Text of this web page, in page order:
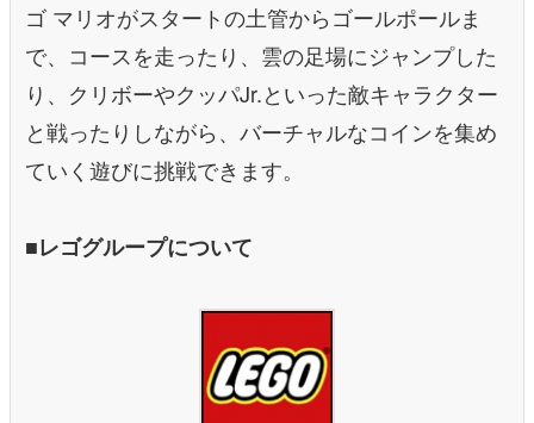
ゴ マリオがスタートの土管からゴールポールま
で、コースを走ったり、雲の足場にジャンプした
り、クリボーやクッパJr.といった敵キャラクター
と戦ったりしながら、バーチャルなコインを集め
ていく遊びに挑戦できます。
■レゴグループについて